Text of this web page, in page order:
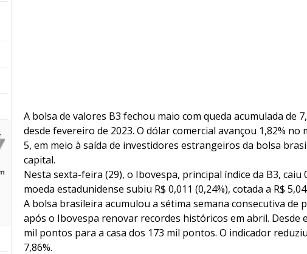
A bolsa de valores B3 fechou maio com queda acumulada de
desde fevereiro de 2023. O dólar comercial avançou 1,82% no
5, em meio à saída de investidores estrangeiros da bolsa
capital.
Nesta sexta-feira (29), o Ibovespa, principal índice da B3, caiu
moeda estadunidense subiu R$ 0,011 (0,24%), cotada a R$
A bolsa brasileira acumulou a sétima semana consecutiva de
após o Ibovespa renovar recordes históricos em abril. Desde
mil pontos para a casa dos 173 mil pontos. O indicador
7,86%.